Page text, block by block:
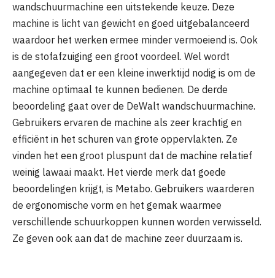
wandschuurmachine een uitstekende keuze. Deze
machine is licht van gewicht en goed uitgebalanceerd
waardoor het werken ermee minder vermoeiend is. Ook
is de stofafzuiging een groot voordeel. Wel wordt
aangegeven dat er een kleine inwerktijd nodig is om de
machine optimaal te kunnen bedienen. De derde
beoordeling gaat over de DeWalt wandschuurmachine.
Gebruikers ervaren de machine als zeer krachtig en
efficiënt in het schuren van grote oppervlakten. Ze
vinden het een groot pluspunt dat de machine relatief
weinig lawaai maakt. Het vierde merk dat goede
beoordelingen krijgt, is Metabo. Gebruikers waarderen
de ergonomische vorm en het gemak waarmee
verschillende schuurkoppen kunnen worden verwisseld.
Ze geven ook aan dat de machine zeer duurzaam is.